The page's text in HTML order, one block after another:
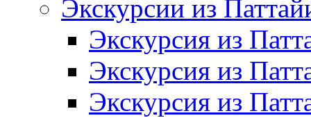
Экскурсии из
Экскурсия из
Экскурсия из
Экскурсия из